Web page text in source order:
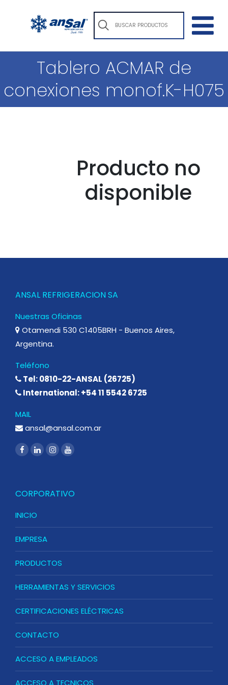
Tablero ACMAR de
conexiones monof.K-H075
Producto no
disponible
ANSAL REFRIGERACION SA
Nuestras Oficinas
Otamendi 530 C1405BRH - Buenos Aires,
Argentina.
Teléfono
Tel: 0810-22-ANSAL (26725)
International: +54 11 5542 6725
MAIL
ansal@ansal.com.ar
CORPORATIVO
INICIO
EMPRESA
PRODUCTOS
HERRAMIENTAS Y SERVICIOS
CERTIFICACIONES ELÉCTRICAS
CONTACTO
ACCESO A EMPLEADOS
ACCESO A TECNICOS